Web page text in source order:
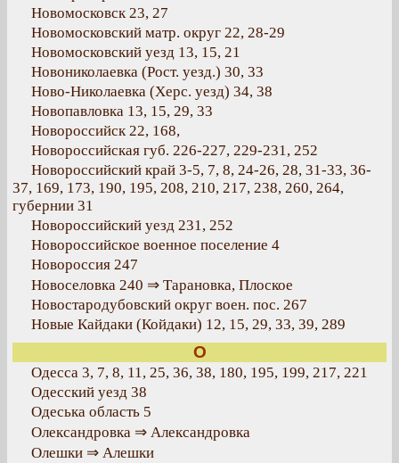
Новомосковск 23, 27
Новомосковский матр. округ 22, 28-29
Новомосковский уезд 13, 15, 21
Новониколаевка (Рост. уезд.) 30, 33
Ново-Николаевка (Херс. уезд) 34, 38
Новопавловка 13, 15, 29, 33
Новороссийск 22, 168,
Новороссийская губ. 226-227, 229-231, 252
Новороссийский край 3-5, 7, 8, 24-26, 28, 31-33, 36-
37, 169, 173, 190, 195, 208, 210, 217, 238, 260, 264,
губернии 31
Новороссийский уезд 231, 252
Новороссийское военное поселение 4
Новороссия 247
Новоселовка 240 ⇒ Тарановка, Плоское
Новостародубовский округ воен. пос. 267
Новые Кайдаки (Койдаки) 12, 15, 29, 33, 39, 289
О
Одесса 3, 7, 8, 11, 25, 36, 38, 180, 195, 199, 217, 221
Одесский уезд 38
Одеська область 5
Олександровка ⇒ Александровка
Олешки ⇒ Алешки